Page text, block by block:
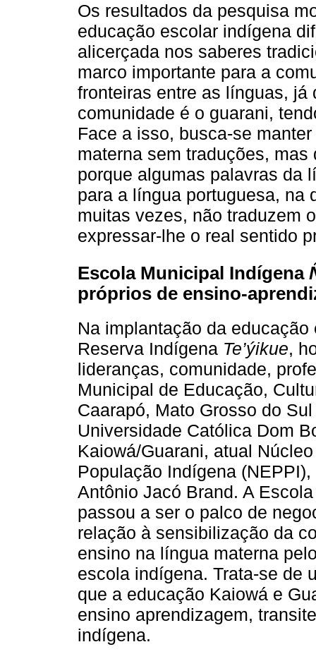
Os resultados da pesquisa
educação escolar indígena
alicerçada nos saberes
marco importante para a
fronteiras entre as línguas,
comunidade é o guarani,
Face a isso, busca-se
materna sem traduções,
porque algumas palavras da
para a língua portuguesa, na
muitas vezes, não traduzem
expressar-lhe o real sentido
Escola Municipal Indígena
próprios de ensino-
Na implantação da
Reserva Indígena Te’ýikue,
lideranças, comunidade,
Municipal de Educação,
Caarapó, Mato Grosso do
Universidade Católica Dom
Kaiowá/Guarani, atual
População Indígena
Antônio Jacó Brand. A
passou a ser o palco de
relação à sensibilização da
ensino na língua materna
escola indígena. Trata-se de
que a educação Kaiowá e
ensino aprendizagem,
indígena.